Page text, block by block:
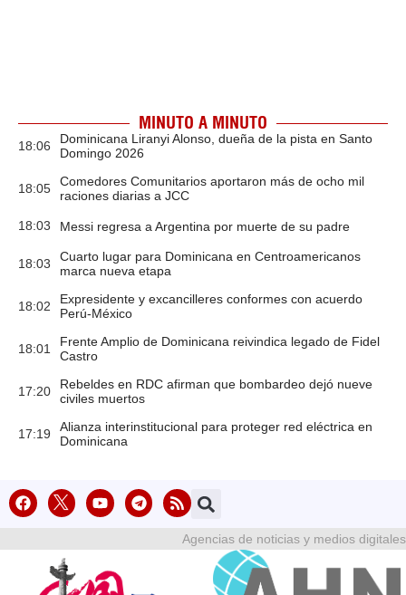
MINUTO A MINUTO
18:06
Dominicana Liranyi Alonso, dueña de la pista en Santo
Domingo 2026
18:05
Comedores Comunitarios aportaron más de ocho mil
raciones diarias a JCC
18:03 Messi regresa a Argentina por muerte de su padre
18:03
Cuarto lugar para Dominicana en Centroamericanos
marca nueva etapa
18:02
Expresidente y excancilleres conformes con acuerdo
Perú-México
18:01
Frente Amplio de Dominicana reivindica legado de Fidel
Castro
17:20
Rebeldes en RDC afirman que bombardeo dejó nueve
civiles muertos
17:19
Alianza interinstitucional para proteger red eléctrica en
Dominicana
Agencias de noticias y medios digitales